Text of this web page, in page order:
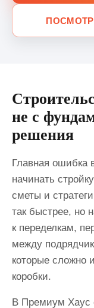
не с
решения
Главная ошибка
начинать
сметы и
так быстрее, но
к переделкам,
между
которые сложно
коробки.
В Премиум Хаус